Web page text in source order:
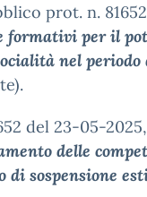
prot. n.
formativi per il
nel periodo
del 23-05-
delle
sospensione